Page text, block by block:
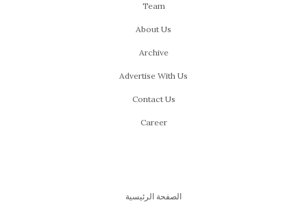
Team
About Us
Archive
Advertise With Us
Contact Us
Career
الصفحة الرئيسية